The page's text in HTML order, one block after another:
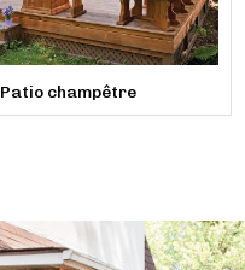
Patio champêtre